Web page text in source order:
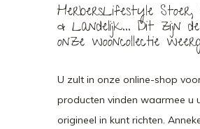
HerbersLifestyle Stoer,
& Landelijk... Dit zijn
onze wooncollectie
U zult in onze online-shop
producten vinden waarmee u
origineel in kunt richten.